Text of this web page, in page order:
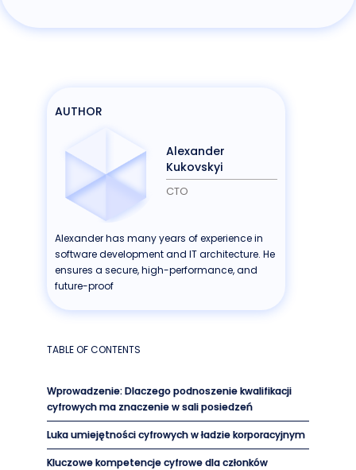
AUTHOR
Alexander
Kukovskyi
CTO
Alexander has many years of experience in
software development and IT architecture. He
ensures a secure, high-performance, and
future-proof
TABLE OF CONTENTS
Wprowadzenie: Dlaczego podnoszenie kwalifikacji
cyfrowych ma znaczenie w sali posiedzeń
Luka umiejętności cyfrowych w ładzie korporacyjnym
Kluczowe kompetencje cyfrowe dla członków